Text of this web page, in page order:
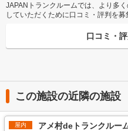
JAPANトランクルームでは、より多
していただくために口コミ・評判を募
口コミ・
この施設の近隣の施設
屋内 アメ村deトランクルー